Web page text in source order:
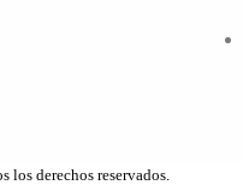
derechos reservados.